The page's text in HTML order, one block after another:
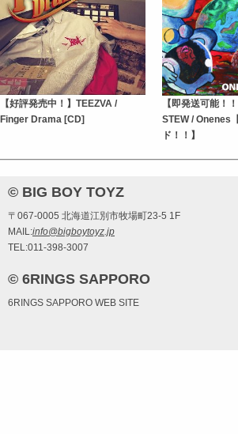
【好評発売中！】TEEZVA /
Finger Drama [CD]
【即発送可能！
STEW / Onenes
ド！！】
© BIG BOY TOYZ
〒067-0005 北海道江別市牧場町23-5 1F
MAIL:info@bigboytoyz.jp
TEL:011-398-3007
© 6RINGS SAPPORO
6RINGS SAPPORO WEB SITE